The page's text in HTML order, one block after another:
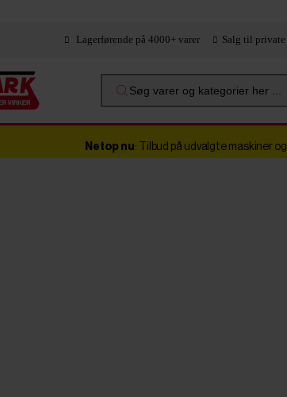
Lagerførende på 4000+ varer Salg til
Søg varer og kategorier her ...
Netop nu: Tilbud på udvalgte maskiner